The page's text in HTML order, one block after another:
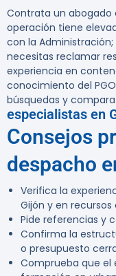
Contrata un abogado
operación tiene
con la Administración;
necesitas reclamar
experiencia en
conocimiento del
búsquedas y
especialistas en
Consejos
despacho
Verifica la
Gijón y en
Pide referencias y
Confirma la
o presupuesto
Comprueba que el